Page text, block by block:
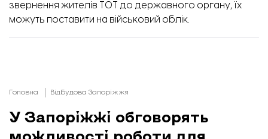
звернення жителів ТОТ до державного органу, їх
можуть поставити на військовий облік.
Головна Відбудова Запоріжжя
У Запоріжжі обговорять
можливості роботи для